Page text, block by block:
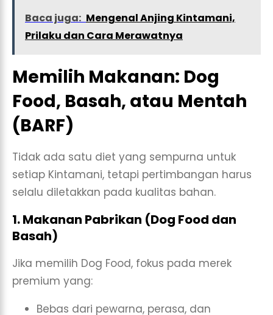
Baca juga: Mengenal Anjing Kintamani,
Prilaku dan Cara Merawatnya
Memilih Makanan: Dog
Food, Basah, atau Mentah
(BARF)
Tidak ada satu diet yang sempurna untuk
setiap Kintamani, tetapi pertimbangan harus
selalu diletakkan pada kualitas bahan.
1. Makanan Pabrikan (Dog Food dan
Basah)
Jika memilih Dog Food, fokus pada merek
premium yang:
Bebas dari pewarna, perasa, dan